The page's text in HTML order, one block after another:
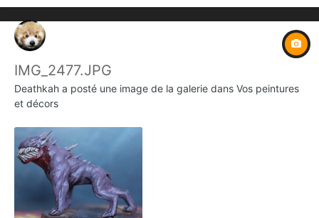
IMG_2477.JPG
Deathkah a posté une image de la galerie dans Vos peintures
et décors